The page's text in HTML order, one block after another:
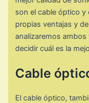
son el cable óptico y
propias ventajas y
analizaremos
decidir cuál es la
Cable
El cable óptico,